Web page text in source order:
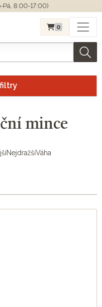
Pá, 8:00-17:00)
0
mince
NejdražšíVáha